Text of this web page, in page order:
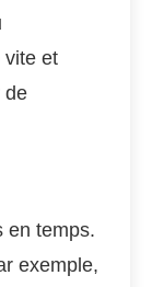
vite et
de
en temps.
exemple,